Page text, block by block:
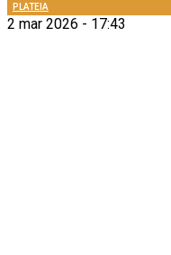
PLATEIA
2 mar 2026 - 17:43